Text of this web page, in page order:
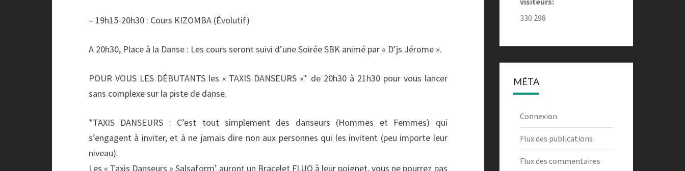
– 19h15-20h30 : Cours KIZOMBA (Évolutif)
A 20h30, Place à la Danse : Les cours seront suivi d’une Soirée SBK animé par « D’js Jérome ».
POUR VOUS LES DÉBUTANTS les « TAXIS DANSEURS »* de 20h30 à 21h30 pour vous lancer
sans complexe sur la piste de danse.
*TAXIS DANSEURS : C’est tout simplement des danseurs (Hommes et Femmes) qui
s’engagent à inviter, et à ne jamais dire non aux personnes qui les invitent (peu importe leur
niveau).
Les « Taxis Danseurs » Salsaform’ auront un Bracelet FLUO à leur poignet, vous ne pourrez pas
330 298
MÉTA
Connexion
Flux des publications
Flux des commentaires